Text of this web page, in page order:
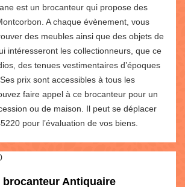
est un brocanteur qui propose des
A chaque évènement, vous
des meubles ainsi que des objets de
intéresseront les collectionneurs, que ce
des tenues vestimentaires d’époques
prix sont accessibles à tous les
faire appel à ce brocanteur pour un
ou de maison. Il peut se déplacer
pour l’évaluation de vos biens.
brocanteur Antiquaire